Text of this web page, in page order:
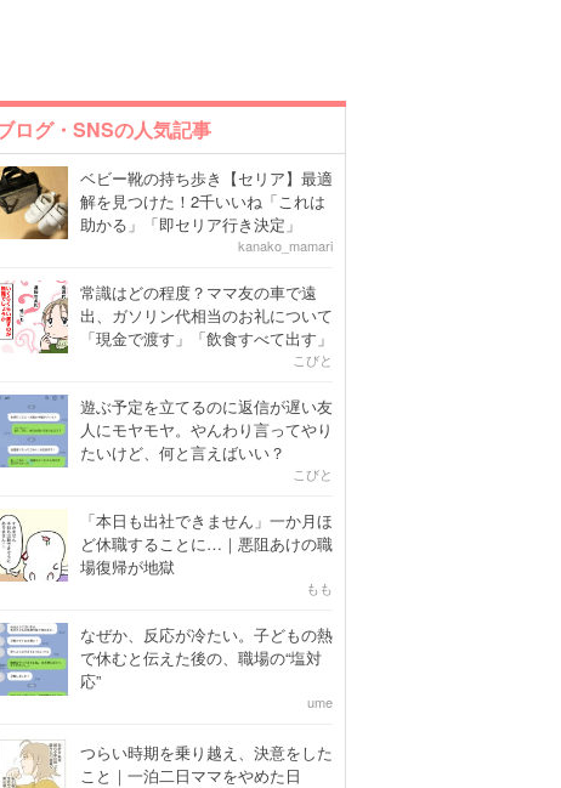
ログ・SNSの人気記事
ベビー靴の持ち歩き【セリア】最適
解を見つけた！2千いいね「これは
助かる」「即セリア行き決定」
kanako_mamari
常識はどの程度？ママ友の車で遠
出、ガソリン代相当のお礼について
「現金で渡す」「飲食すべて出す」
こびと
遊ぶ予定を立てるのに返信が遅い友
人にモヤモヤ。やんわり言ってやり
たいけど、何と言えばいい？
こびと
「本日も出社できません」一か月ほ
ど休職することに…｜悪阻あけの職
場復帰が地獄
もも
なぜか、反応が冷たい。子どもの熱
で休むと伝えた後の、職場の“塩対
応”
ume
つらい時期を乗り越え、決意をした
こと｜一泊二日ママをやめた日